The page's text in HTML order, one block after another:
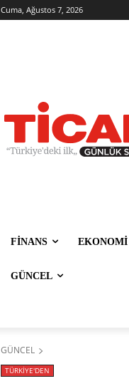
Cuma, Ağustos 7, 2026
FİNANS EKONOMİ
GÜNCEL
GÜNCEL
TÜRKİYE'DEN